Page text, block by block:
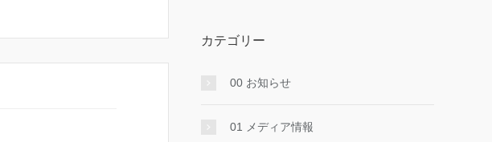
カテゴリー
00 お知らせ
01 メディア情報